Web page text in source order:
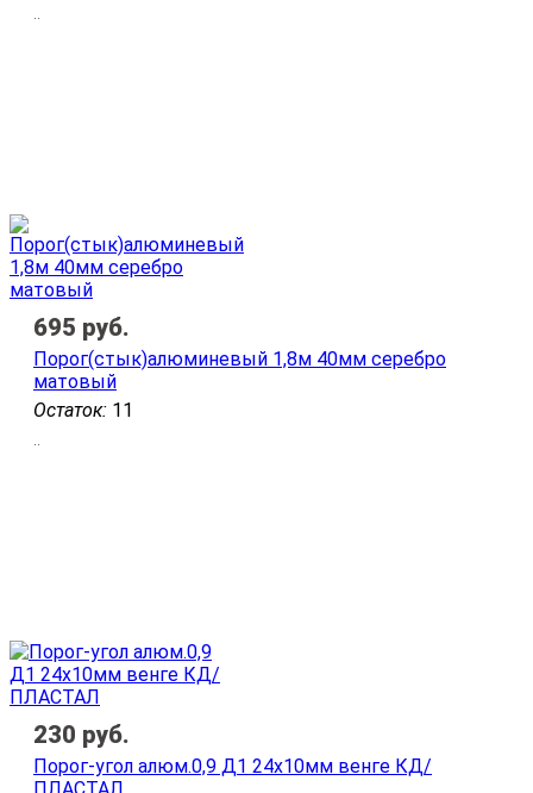
..
Остаток: 11
Порог(стык)алюминевый 1,8м 40мм серебро
матовый
..
695 руб.
Порог-угол алюм.0,9 Д1 24х10мм венге КД/
230 руб.